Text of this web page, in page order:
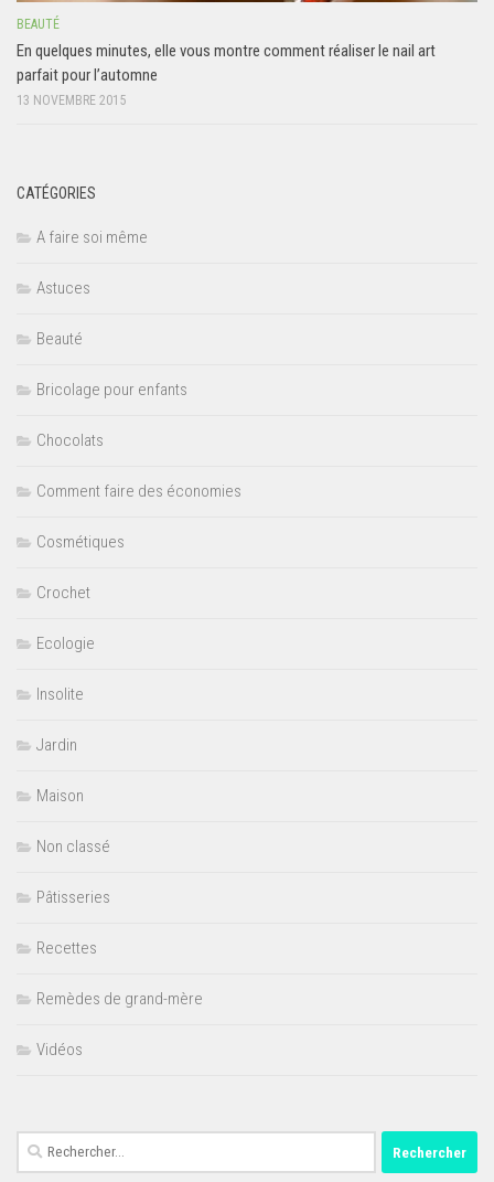
BEAUTÉ
En quelques minutes, elle vous montre comment réaliser le nail art
parfait pour l’automne
13 NOVEMBRE 2015
CATÉGORIES
A faire soi même
Astuces
Beauté
Bricolage pour enfants
Chocolats
Comment faire des économies
Cosmétiques
Crochet
Ecologie
Insolite
Jardin
Maison
Non classé
Pâtisseries
Recettes
Remèdes de grand-mère
Vidéos
Rechercher :